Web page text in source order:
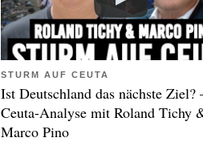
STURM AUF CEUTA
Ist Deutschland das nächste Ziel?
Ceuta-Analyse mit Roland Tichy
Marco Pino